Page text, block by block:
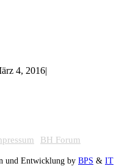
4, 2016|
BH Forum
und Entwicklung by BPS & IT